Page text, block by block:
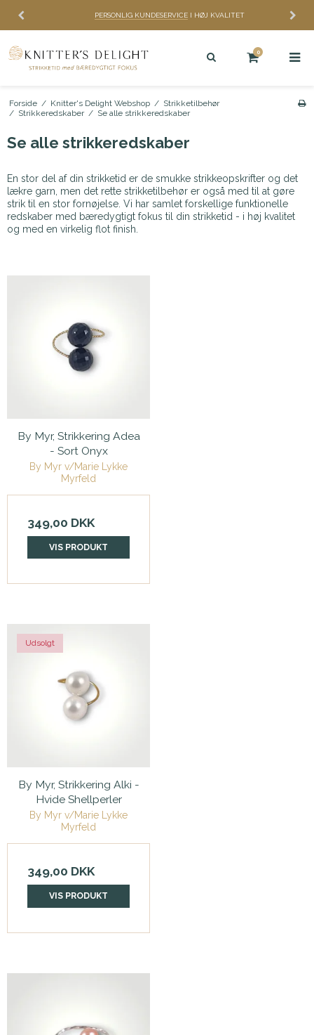
PERSONLIG KUNDESERVICEI HØJ KVALITET
0
Forside / Knitter's Delight Webshop / Strikketilbehør
/ Strikkeredskaber / Se alle strikkeredskaber
Se alle strikkeredskaber
En stor del af din strikketid er de smukke strikkeopskrifter og det
lækre garn, men det rette strikketilbehør er også med til at gøre
strik til en stor fornøjelse. Vi har samlet forskellige funktionelle
redskaber med bæredygtigt fokus til din strikketid - i høj kvalitet
og med en virkelig flot finish.
By Myr, Strikkering Adea
- Sort Onyx
By Myr v/Marie Lykke
Myrfeld
349,00 DKK
VIS PRODUKT
Udsolgt
By Myr, Strikkering Alki -
Hvide Shellperler
By Myr v/Marie Lykke
Myrfeld
349,00 DKK
VIS PRODUKT